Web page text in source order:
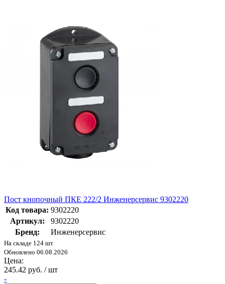
Пост кнопочный ПКЕ 222/2 Инженерсервис 9302220
Код товара: 9302220
Артикул:
9302220
Бренд:
Инженерсервис
На складе 124 шт
Обновлено 06.08.2026
Цена:
245.42 руб. / шт
-